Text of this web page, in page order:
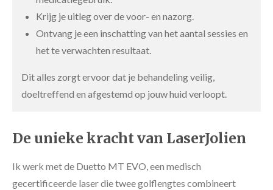
Krijg je uitleg over de voor- en nazorg.
Ontvang je een inschatting van het aantal sessies en
het te verwachten resultaat.
Dit alles zorgt ervoor dat je behandeling veilig,
doeltreffend en afgestemd op jouw huid verloopt.
De unieke kracht van LaserJolien
Ik werk met de Duetto MT EVO, een medisch
gecertificeerde laser die twee golflengtes combineert